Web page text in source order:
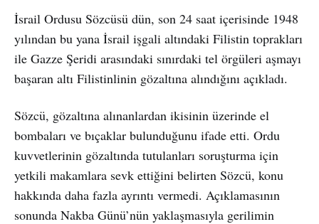
İsrail Ordusu Sözcüsü dün, son 24 saat içerisinde 1948
yılından bu yana İsrail işgali altındaki Filistin toprakları
ile Gazze Şeridi arasındaki sınırdaki tel örgüleri aşmayı
başaran altı Filistinlinin gözaltına alındığını açıkladı.
Sözcü, gözaltına alınanlardan ikisinin üzerinde el
bombaları ve bıçaklar bulunduğunu ifade etti. Ordu
kuvvetlerinin gözaltında tutulanları soruşturma için
yetkili makamlara sevk ettiğini belirten Sözcü, konu
hakkında daha fazla ayrıntı vermedi. Açıklamasının
sonunda Nakba Günü’nün yaklaşmasıyla gerilimin